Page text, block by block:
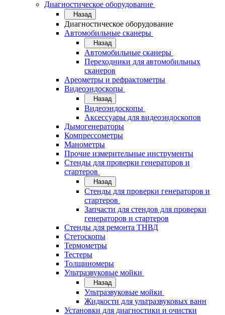
Диагностическое оборудование
Назад
Диагностическое оборудование
Автомобильные сканеры
Назад
Автомобильные сканеры
Переходники для автомобильных
сканеров
Ареометры и рефрактометры
Видеоэндоскопы
Назад
Видеоэндоскопы
Аксессуары для видеоэндоскопов
Дымогенераторы
Компрессометры
Манометры
Прочие измерительные инструменты
Стенды для проверки генераторов и
стартеров
Назад
Стенды для проверки генераторов и
стартеров
Запчасти для стендов для проверки
генераторов и стартеров
Стенды для ремонта ТНВД
Стетоскопы
Термометры
Тестеры
Толщиномеры
Ультразвуковые мойки
Назад
Ультразвуковые мойки
Жидкости для ультразвуковых ванн
Установки для диагностики и очистки